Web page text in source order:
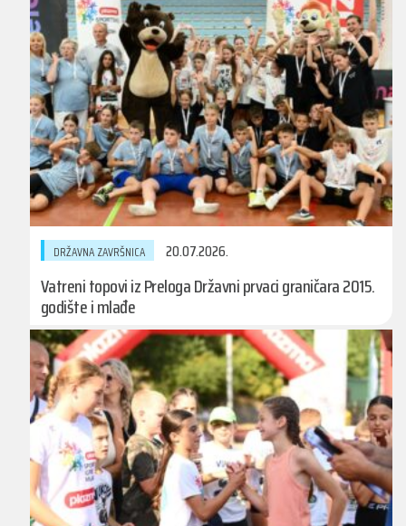
DRŽAVNA ZAVRŠNICA 20.07.2026.
Vatreni topovi iz Preloga Državni prvaci graničara 2015.
godište i mlađe